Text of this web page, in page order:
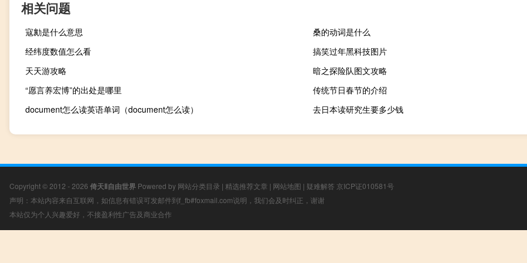
相关问题
寇勷是什么意思
桑的动词是什么
经纬度数值怎么看
搞笑过年黑科技图片
天天游攻略
暗之探险队图文攻略
“愿言养宏博”的出处是哪里
传统节日春节的介绍
document怎么读英语单词（document怎么读）
去日本读研究生要多少钱
Copyright © 2012 - 2026 倚天Ⅱ自由世界 Powered by 网站分类目录 | 精选推荐文章 | 网站地图 | 疑难解答 京ICP证010581号
声明：本站内容来自互联网，如信息有错误可发邮件到f_fb#foxmail.com说明，我们会及时纠正，谢谢
本站仅为个人兴趣爱好，不接盈利性广告及商业合作